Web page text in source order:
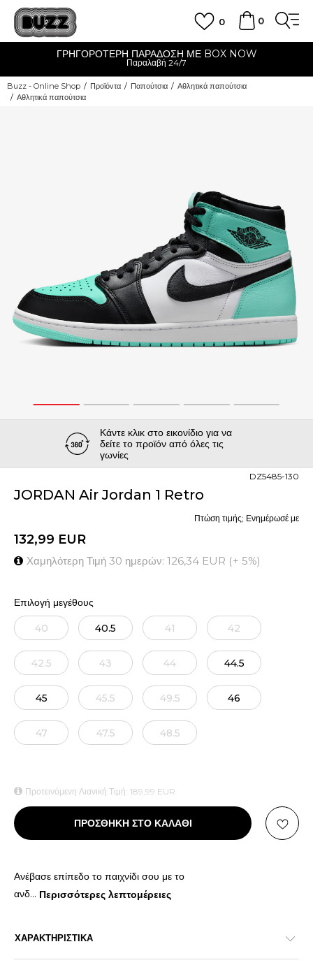
0
0
ΓΡΗΓΟΡΟΤΕΡΗ ΠΑΡΑΔΟΣΗ ΜΕ BOX NOW
Παραλαβή 24/7
Buzz - Online Shop Προϊόντα Παπούτσια
Αθλητικά παπούτσια
Αθλητικά παπούτσια
1 2 3 4 5
Κάντε κλικ στο εικονίδιο για να
δείτε το προϊόν από όλες τις
γωνίες
JORDAN Air Jordan 1 Retro
DZ5485-130
132,99 EUR
Χαμηλότερη Τιμή 30 ημερών: 126,34 EUR (+ 5%)
Πτώση τιμής; Ενημέρωσέ με
Επιλογή μεγέθους
40 40.5 41 42
42.5 43 44 44.5
45 45.5 49.5 46
47 47.5 48.5
Προτεινόμενη Λιανική Τιμή: 189,99 EUR
ΠΡΟΣΘΗΚΗ ΣΤΟ ΚΑΛΑΘΙ
Ανέβασε επίπεδο το παιχνίδι σου με το
ανδ... Περισσότερες λεπτομέρειες
ΧΑΡΑΚΤΗΡΙΣΤΙΚΑ